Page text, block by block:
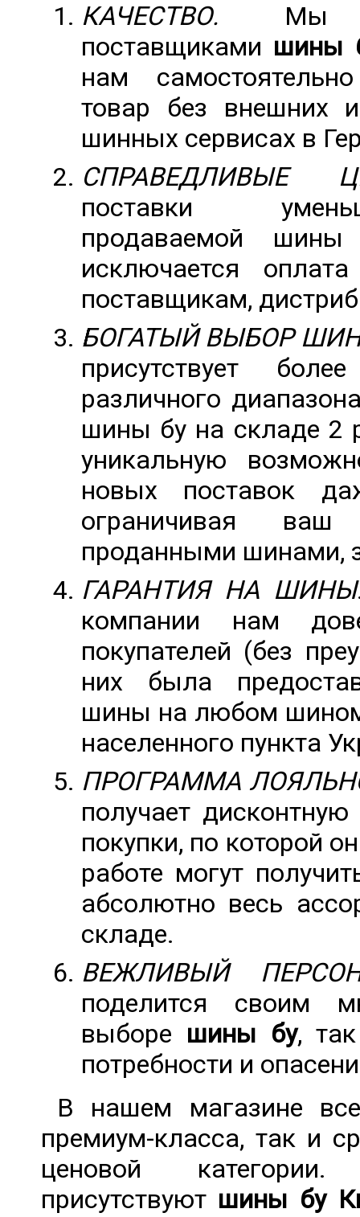
КАЧЕСТВО. Мы
поставщиками шины
нам
товар без внешних
шинных сервисах в
СПРАВЕДЛИВЫЕ
поставки
продаваемой
исключается
поставщикам,
БОГАТЫЙ ВЫБОР
присутствует
различного
шины бу на складе 2
уникальную
новых поставок
ограничивая
проданными шинами,
ГАРАНТИЯ НА ШИНЫ
компании нам
покупателей (без
них была
шины на любом
населенного пункта
ПРОГРАММА
получает
покупки, по которой
работе могут
абсолютно весь
складе.
ВЕЖЛИВЫЙ
поделится своим
выборе шины бу,
потребности и
В нашем магазине
премиум-класса, так и
ценовой
присутствуютшины бу